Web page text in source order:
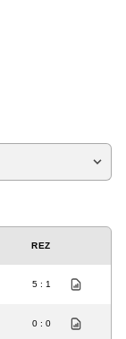
REZ
5 : 1
0 : 0